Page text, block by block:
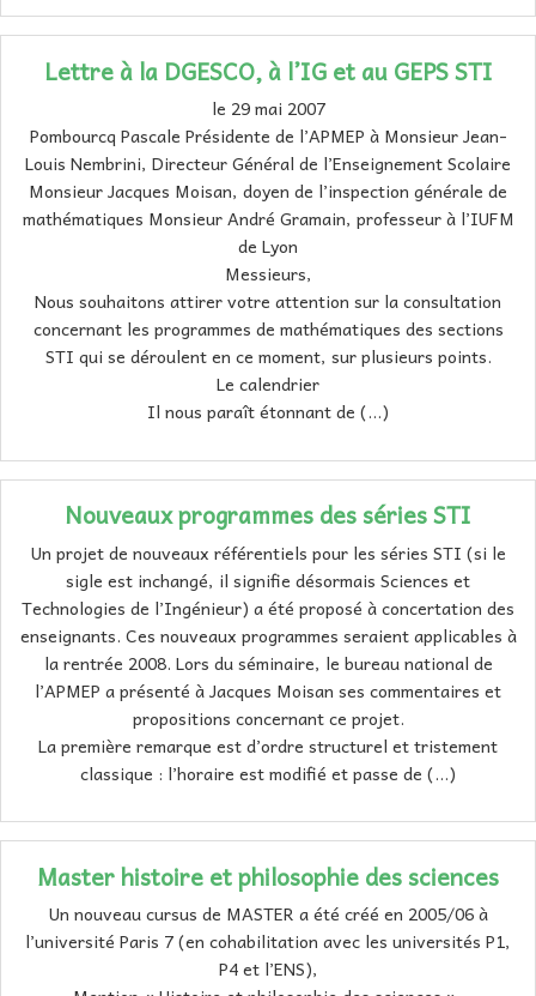
Lettre à la DGESCO, à l’IG et au GEPS STI
le 29 mai 2007
Pombourcq Pascale Présidente de l’APMEP à Monsieur Jean-
Louis Nembrini, Directeur Général de l’Enseignement Scolaire
Monsieur Jacques Moisan, doyen de l’inspection générale de
mathématiques Monsieur André Gramain, professeur à l’IUFM
de Lyon
Messieurs,
Nous souhaitons attirer votre attention sur la consultation
concernant les programmes de mathématiques des sections
STI qui se déroulent en ce moment, sur plusieurs points.
Le calendrier
Il nous paraît étonnant de (…)
Nouveaux programmes des séries STI
Un projet de nouveaux référentiels pour les séries STI (si le
sigle est inchangé, il signifie désormais Sciences et
Technologies de l’Ingénieur) a été proposé à concertation des
enseignants. Ces nouveaux programmes seraient applicables à
la rentrée 2008. Lors du séminaire, le bureau national de
l’APMEP a présenté à Jacques Moisan ses commentaires et
propositions concernant ce projet.
La première remarque est d’ordre structurel et tristement
classique : l’horaire est modifié et passe de (…)
Master histoire et philosophie des sciences
Un nouveau cursus de MASTER a été créé en 2005/06 à
l’université Paris 7 (en cohabilitation avec les universités P1,
P4 et l’ENS),